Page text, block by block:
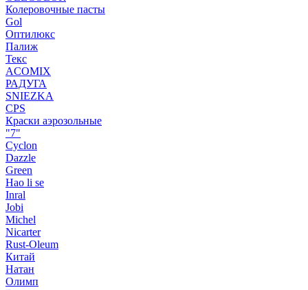
Колеровочные пасты
Gol
Оптилюкс
Палиж
Текс
ACOMIX
РАДУГА
SNIEZKA
CPS
Краски аэрозольные
"7"
Cyclon
Dazzle
Green
Hao li se
Inral
Jobi
Michel
Nicarter
Rust-Oleum
Китай
Натан
Олимп